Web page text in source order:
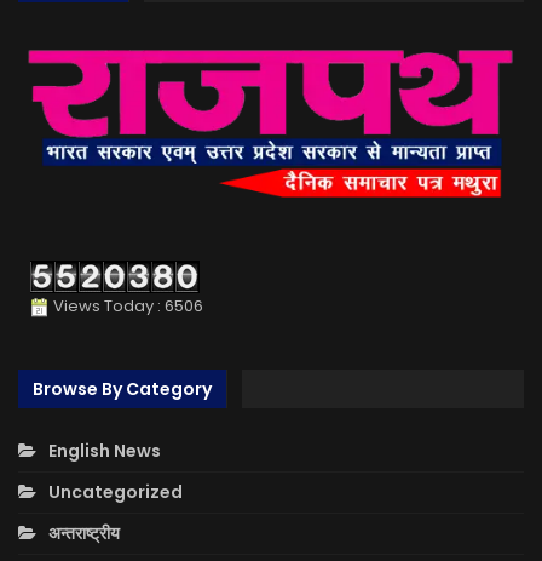
Views Today : 6506
Browse By Category
English News
Uncategorized
अन्तराष्ट्रीय